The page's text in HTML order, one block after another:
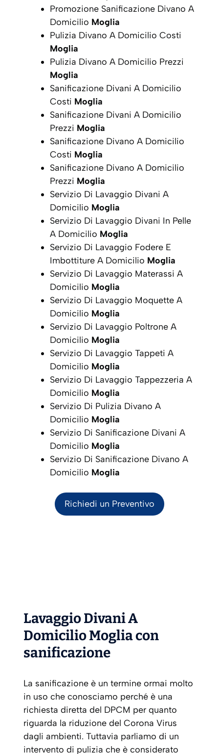
Promozione Sanificazione Divano A
Domicilio Moglia
Pulizia Divano A Domicilio Costi
Moglia
Pulizia Divano A Domicilio Prezzi
Moglia
Sanificazione Divani A Domicilio
Costi Moglia
Sanificazione Divani A Domicilio
Prezzi Moglia
Sanificazione Divano A Domicilio
Costi Moglia
Sanificazione Divano A Domicilio
Prezzi Moglia
Servizio Di Lavaggio Divani A
Domicilio Moglia
Servizio Di Lavaggio Divani In Pelle
A Domicilio Moglia
Servizio Di Lavaggio Fodere E
Imbottiture A Domicilio Moglia
Servizio Di Lavaggio Materassi A
Domicilio Moglia
Servizio Di Lavaggio Moquette A
Domicilio Moglia
Servizio Di Lavaggio Poltrone A
Domicilio Moglia
Servizio Di Lavaggio Tappeti A
Domicilio Moglia
Servizio Di Lavaggio Tappezzeria A
Domicilio Moglia
Servizio Di Pulizia Divano A
Domicilio Moglia
Servizio Di Sanificazione Divani A
Domicilio Moglia
Servizio Di Sanificazione Divano A
Domicilio Moglia
Richiedi un Preventivo
Lavaggio Divani A
Domicilio Moglia con
sanificazione
La sanificazione è un termine ormai molto
in uso che conosciamo perché è una
richiesta diretta del DPCM per quanto
riguarda la riduzione del Corona Virus
dagli ambienti. Tuttavia parliamo di un
intervento di pulizia che è considerato